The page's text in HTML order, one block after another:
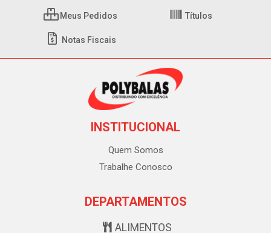
Meus Pedidos Títulos
Notas Fiscais
INSTITUCIONAL
Quem Somos
Trabalhe Conosco
DEPARTAMENTOS
ALIMENTOS